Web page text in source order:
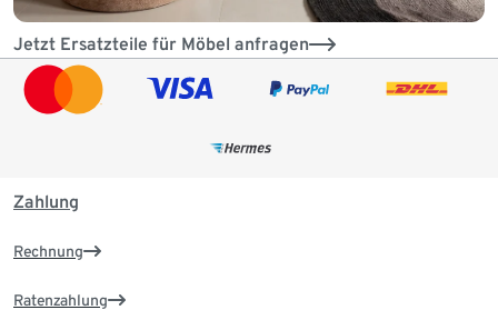
Jetzt Ersatzteile für Möbel anfragen
Zahlung
Rechnung
Ratenzahlung